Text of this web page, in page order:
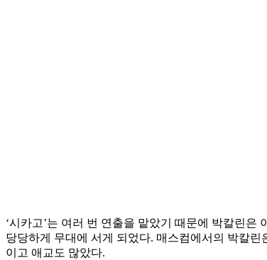
‘시카고’는 여러 번 연출을 맡았기 때문에 박칼린
당당하게 무대에 서게 되었다. 매스컴에서의 박칼
이고 애교도 많았다.